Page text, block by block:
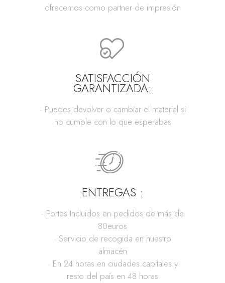
ofrecemos como partner de impresión
SATISFACCIÓN
GARANTIZADA:
· Puedes devolver o cambiar el material si
no cumple con lo que esperabas
ENTREGAS :
· Portes Incluidos en pedidos de más de
80euros
· Servicio de recogida en nuestro
almacén
· En 24 horas en ciudades capitales y
resto del país en 48 horas